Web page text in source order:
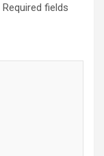
Required fields